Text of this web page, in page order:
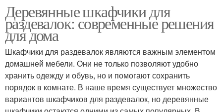
Деревянные шкафчики для
раздевалок: современные решения
для дома
Шкафчики для раздевалок являются важным элементом
домашней мебели. Они не только позволяют удобно
хранить одежду и обувь, но и помогают сохранить
порядок в комнате. В наше время существует множество
вариантов шкафчиков для раздевалок, но деревянные